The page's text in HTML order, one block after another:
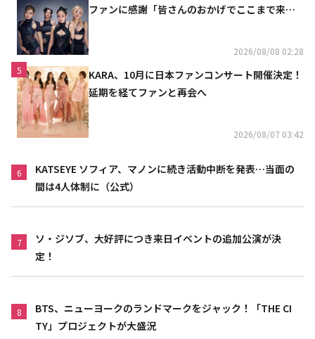
ファンに感謝「皆さんのおかげでここまで来ら
2026/08/08 02:28
5
KARA、10月に日本ファンコンサート開催決定！
延期を経てファンと再会へ
2026/08/07 03:42
6
KATSEYE ソフィア、マノンに続き活動中断を発表…当面の
間は4人体制に（公式）
7
ソ・ジソブ、大好評につき来日イベントの追加公演が決
定！
8
BTS、ニューヨークのランドマークをジャック！「THE CI
TY」プロジェクトが大盛況